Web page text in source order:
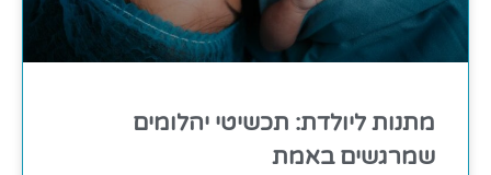
מתנות ליולדת: תכשיטי יהלומים
שמרגשים באמת